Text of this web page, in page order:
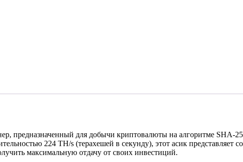
предназначенный для добычи криптовалюты на алгоритме SHA-
224 TH/s (терахешей в секунду), этот асик представляет
максимальную отдачу от своих инвестиций.